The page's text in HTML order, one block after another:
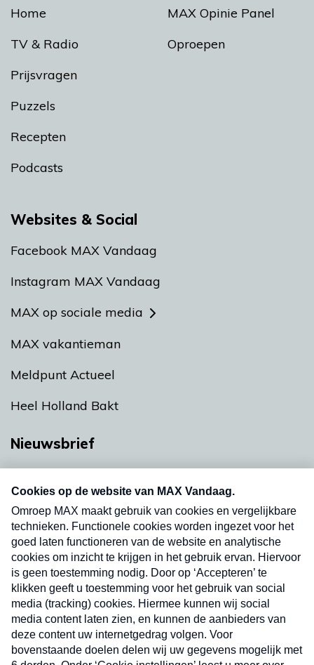
Home
TV & Radio
Prijsvragen
Puzzels
Recepten
Podcasts
MAX Opinie Panel
Oproepen
Websites & Social
Facebook MAX Vandaag
Instagram MAX Vandaag
MAX op sociale media
MAX vakantieman
Meldpunt Actueel
Heel Holland Bakt
Nieuwsbrief
nieuwsbrief. Elke vrijdag- en dinsdagochtend in
uw mailbox.
Verzend